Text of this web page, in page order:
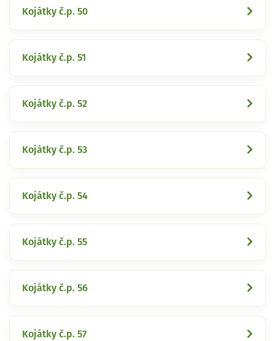
Kojátky č.p. 50
Kojátky č.p. 51
Kojátky č.p. 52
Kojátky č.p. 53
Kojátky č.p. 54
Kojátky č.p. 55
Kojátky č.p. 56
Kojátky č.p. 57